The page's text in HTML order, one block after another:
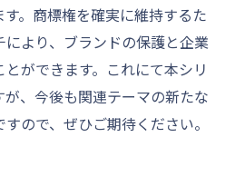
。商標権を確実に維持するた
より、ブランドの保護と企業
ができます。これにて本シリ
、今後も関連テーマの新たな
ので、ぜひご期待ください。